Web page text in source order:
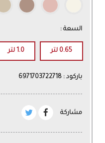
السعة :
0.65 لتر 1.0 لتر
باركود : 6971703722718
مشاركة